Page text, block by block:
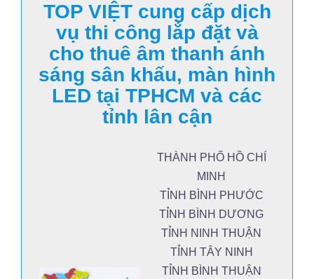
TOP VIỆT cung cấp dịch
vụ thi công lắp đặt và
cho thuê âm thanh ánh
sáng sân khấu, màn hình
LED tại TPHCM và các
tỉnh lân cận
THÀNH PHỐ HỒ CHÍ
MINH
TỈNH BÌNH PHƯỚC
TỈNH BÌNH DƯƠNG
TỈNH NINH THUẬN
TỈNH TÂY NINH
TỈNH BÌNH THUẬN